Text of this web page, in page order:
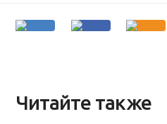
Читайте также